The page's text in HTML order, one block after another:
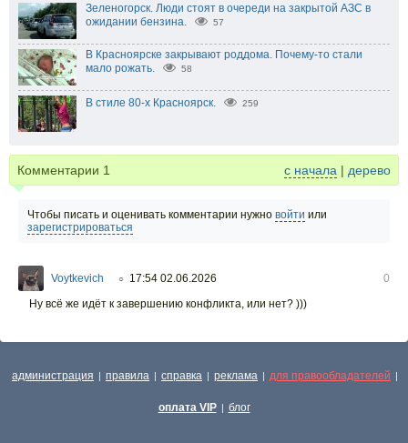
Зеленогорск. Люди стоят в очереди на закрытой АЗС в
ожидании бензина.
57
В Красноярске закрывают роддома. Почему-то стали
мало рожать.
58
В стиле 80-х Красноярск. 259
Комментарии 1 с начала | дерево
Чтобы писать и оценивать комментарии нужно войти или
зарегистрироваться
Voytkevich ○ 17:54 02.06.2026
0
Ну всё же идёт к завершению конфликта, или нет? )))
администрация | правила | справка | реклама | для правообладателей |
оплата VIP | блог